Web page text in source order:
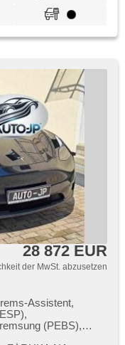
28 872 EUR
der MwSt. abzusetzen
Assistent,
(PEBS),